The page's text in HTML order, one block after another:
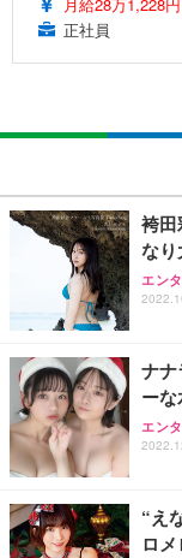
正社員
袴
なり
エン
ナ
ー
エン
“え
ロメ